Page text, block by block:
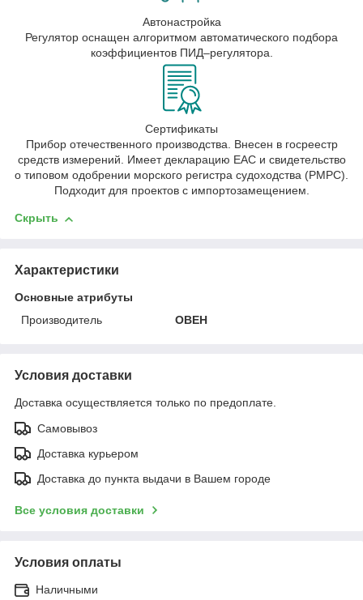
Автонастройка
Регулятор оснащен алгоритмом автоматического подбора
коэффициентов ПИД–регулятора.
Сертификаты
Прибор отечественного производства. Внесен в госреестр
средств измерений. Имеет декларацию ЕАС и свидетельство
о типовом одобрении морского регистра судоходства (РМРС).
Подходит для проектов с импортозамещением.
Скрыть
Характеристики
Основные атрибуты
Производитель
ОВЕН
Условия доставки
Доставка осуществляется только по предоплате.
Самовывоз
Доставка курьером
Доставка до пункта выдачи в Вашем городе
Все условия доставки
Условия оплаты
Наличными